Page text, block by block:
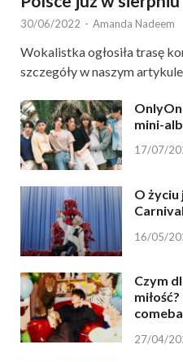
30/06/2022 - Amanda Nadeem
Wokalistka ogłosiła trasę
szczegóły w naszym artykule.
mini-
17/07/
O życiu
16/05/
Czym
27/04/